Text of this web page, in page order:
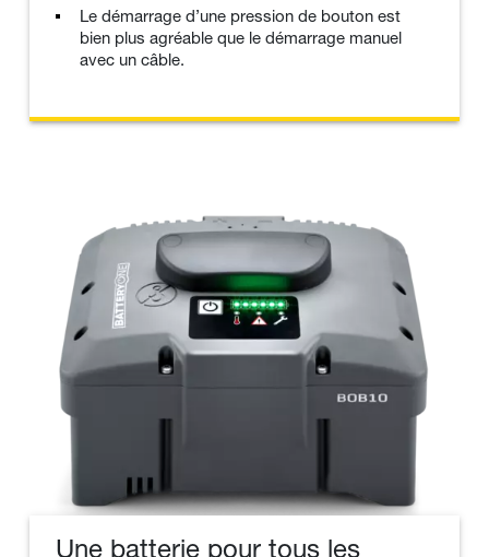
Le démarrage d’une pression de bouton est
bien plus agréable que le démarrage manuel
avec un câble.
Une batterie pour tous les